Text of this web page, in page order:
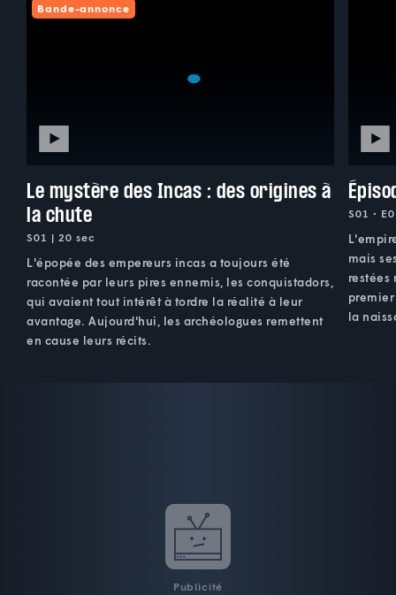
Bande-annonce
Le mystère des Incas : des origines à
la chute
S01 | 20 sec
L'épopée des empereurs incas a toujours été
racontée par leurs pires ennemis, les conquistadors,
qui avaient tout intérêt à tordre la réalité à leur
avantage. Aujourd'hui, les archéologues remettent
en cause leurs récits.
S01 •
mais
restées
la
Publicité